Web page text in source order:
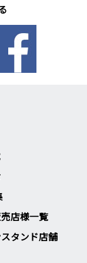
店様一覧
タンド店舗